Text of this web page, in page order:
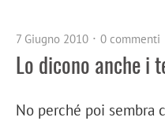
7 Giugno 2010 0 commenti
Lo dicono anche i
No perché poi sembra